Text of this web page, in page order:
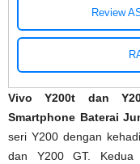
Review
Vivo Y200t dan
Smartphone Baterai
seri Y200 dengan
dan Y200 GT. Kedua